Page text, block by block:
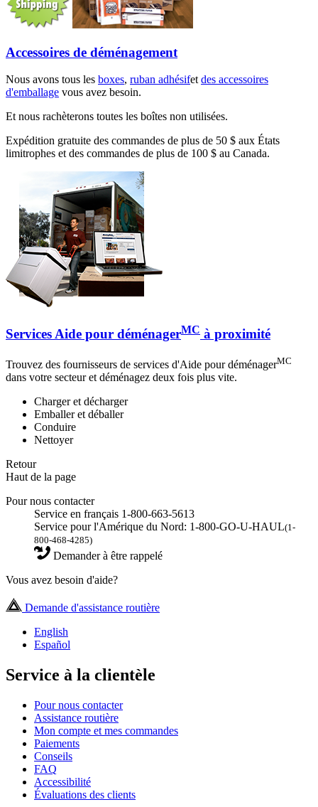
Accessoires de déménagement
Nous avons tous les boxes, ruban adhésifetdes accessoires
d'emballage vous avez besoin.
Et nous rachèterons toutes les boîtes non utilisées.
Expédition gratuite des commandes de plus de 50 $ aux États
limitrophes et des commandes de plus de 100 $ au Canada.
Services Aide pour déménagerMC à proximité
Trouvez des fournisseurs de services d'Aide pour déménagerMC
dans votre secteur et déménagez deux fois plus vite.
Charger et décharger
Emballer et déballer
Conduire
Nettoyer
Retour
Haut de la page
Pour nous contacter
Service en français 1-800-663-5613
Service pour l'Amérique du Nord: 1-800-GO-U-HAUL(1-
800-468-4285)
Demander à être rappelé
Vous avez besoin d'aide?
Demande d'assistance routière
English
Español
Service à la clientèle
Pour nous contacter
Assistance routière
Mon compte et mes commandes
Paiements
Conseils
FAQ
Accessibilité
Évaluations des clients